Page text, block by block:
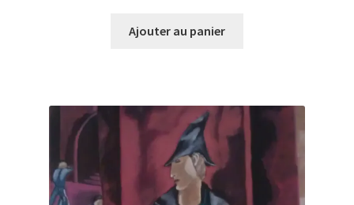
initial
actuel
Ajouter au panier